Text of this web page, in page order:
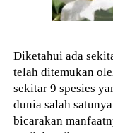
Diketahui ada
telah ditemukan
sekitar 9 spesies
dunia salah
bicarakan